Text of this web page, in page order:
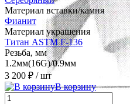
Материал вставки/камня
Фианит
Материал украшения
Титан ASTM F-136
Резьба, мм
1.2мм(16G)/0.9мм
3 200 ₽ / шт
В корзину